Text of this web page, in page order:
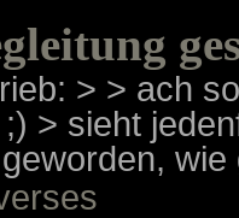
> > ach
> sieht